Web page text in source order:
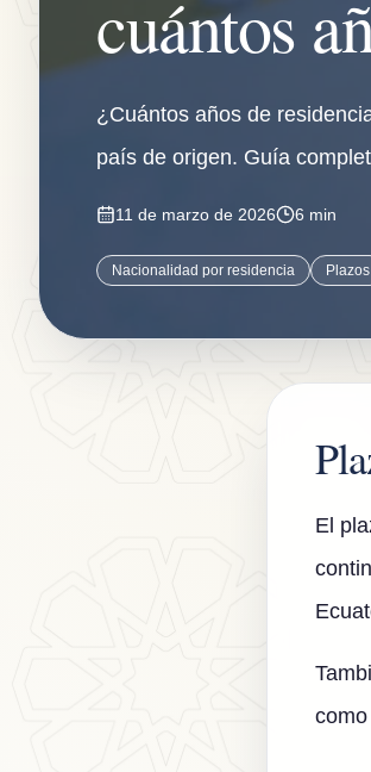
cuántos
¿Cuántos años de
país de origen. Guía
11 de marzo de 2026 6 min
Nacionalidad por residencia Plazos
El